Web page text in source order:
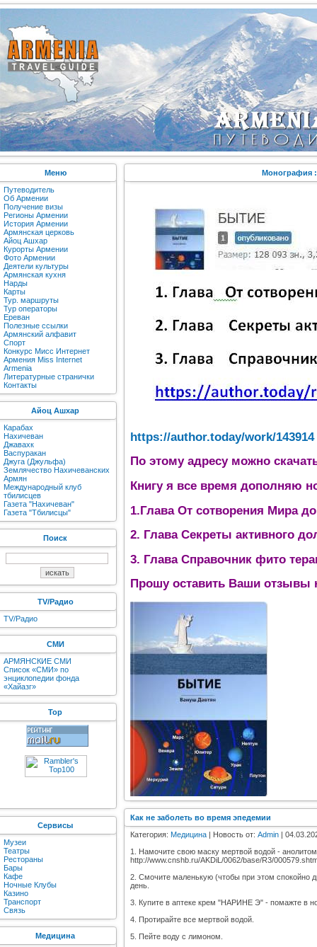
Меню
Путеводитель
Об Армении
Получение визы
Регионы Армении
История Армении
Армянская церковь
Айоц Ашхар
Курорты Армении
Фото Армении
Деятели культуры
Армянская кухня
Нарды
Карты
Тур. маршруты
Тур операторы
Ереван
Полезные ссылки
Армянский алфавит
Спорт
Конкурс Мисс Интернет
Армения Miss Internet
Armenia
Литературные странички
Контакты
Айоц Ашхар
Карабах
Нахичеван
Джавахк
Васпуракан
Джуга (Джульфа)
Землячество Нахичеванских
Армян
Международный клуб
тбилисцев
Газета "Нахичеван"
Газета "Тбилисцы"
Поиск
TV/Радио
TV/Радио
СМИ
АРМЯНСКИЕ СМИ
Список «СМИ» по
энциклопедии фонда
«Хайазг»
Top
Сервисы
Музеи
Театры
Рестораны
Бары
Кафе
Ночные Клубы
Казино
Транспорт
Связь
Медицина
Монография
https://author.today/work/143914
По этому адресу можно
Книгу я все время дополняю
1.Глава От сотворения Мира
2. Глава Секреты активного
3. Глава Справочник фито
Прошу оставить Ваши отзывы
Как не заболеть во время эпедемии
Категория: Медицина | Новость от: Admin |
1. Намочите свою маску мертвой водой -
http://www.cnshb.ru/AKDiL/0062/base/R3/
2. Смочите маленькую (чтобы при этом спокойно
день.
3. Купите в аптеке крем "НАРИНЕ Э" - помажте в
4. Протирайте все мертвой водой.
5. Пейте воду с лимоном.